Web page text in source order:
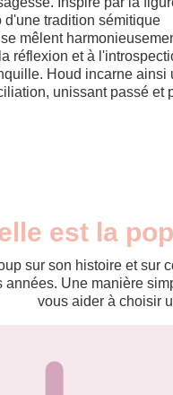
tradition sémitique
mêlent
réflexion et à
Houd incarne ainsi
unissant passé et
est la
sur son histoire et
Une manière
vous aider à choisir